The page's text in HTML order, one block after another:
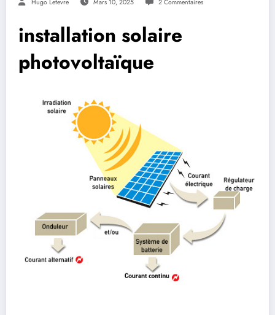
Hugo Lefevre Mars 10, 2025 2 Commentaires
installation solaire
photovoltaïque